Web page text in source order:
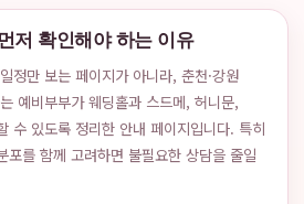
저 확인해야 하는 이유
정만 보는 페이지가 아니라, 춘천·강원
예비부부가 웨딩홀과 스드메, 허니문,
수 있도록 정리한 안내 페이지입니다. 특히
포를 함께 고려하면 불필요한 상담을 줄일